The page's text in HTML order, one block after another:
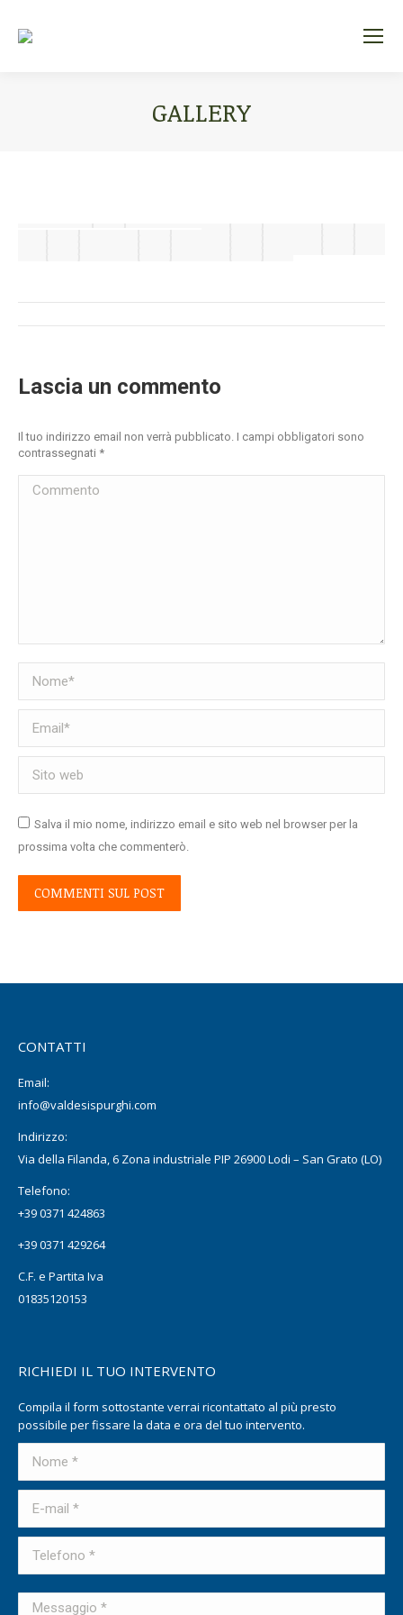
GALLERY
Album
navigazione
Lascia un commento
Il tuo indirizzo email non verrà pubblicato. I campi obbligatori sono
contrassegnati *
Commento
Nome *
Email *
Sito web
Salva il mio nome, indirizzo email e sito web nel browser per la
prossima volta che commenterò.
COMMENTI SUL POST
CONTATTI
Email:
info@valdesispurghi.com
Indirizzo:
Via della Filanda, 6 Zona industriale PIP 26900 Lodi – San Grato (LO)
Telefono:
+39 0371 424863
+39 0371 429264
C.F. e Partita Iva
01835120153
RICHIEDI IL TUO INTERVENTO
Compila il form sottostante verrai ricontattato al più presto
possibile per fissare la data e ora del tuo intervento.
Messaggio *